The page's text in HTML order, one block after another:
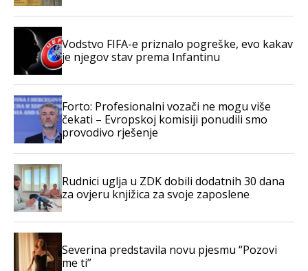
Vodstvo FIFA-e priznalo pogreške, evo kakav
je njegov stav prema Infantinu
Forto: Profesionalni vozači ne mogu više
čekati – Evropskoj komisiji ponudili smo
provodivo rješenje
Rudnici uglja u ZDK dobili dodatnih 30 dana
za ovjeru knjižica za svoje zaposlene
Severina predstavila novu pjesmu “Pozovi
me ti”